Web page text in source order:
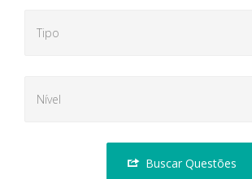
Buscar Questões